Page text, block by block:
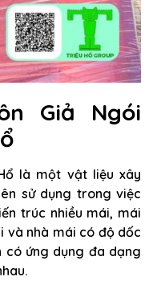
Giả Ngói
là một vật liệu xây
sử dụng trong việc
trúc nhiều mái, mái
và nhà mái có độ dốc
có ứng dụng đa dạng